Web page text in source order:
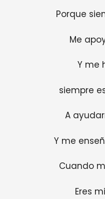
Porque
Me
Y me
siempre
A
Y me
Cuando
Eres